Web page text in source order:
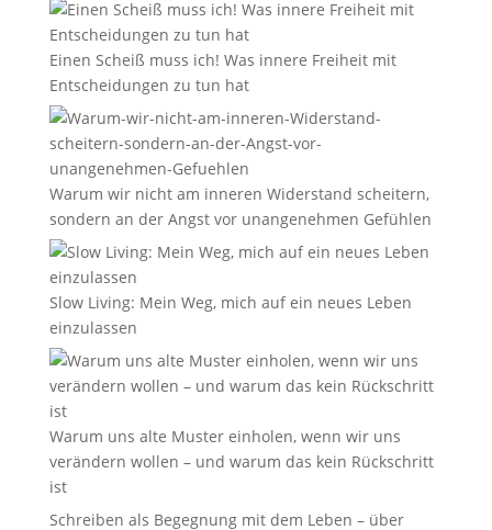
Einen Scheiß muss ich! Was innere Freiheit mit
Entscheidungen zu tun hat
Warum wir nicht am inneren Widerstand scheitern,
sondern an der Angst vor unangenehmen Gefühlen
Slow Living: Mein Weg, mich auf ein neues Leben
einzulassen
Warum uns alte Muster einholen, wenn wir uns
verändern wollen – und warum das kein Rückschritt
ist
Schreiben als Begegnung mit dem Leben – über